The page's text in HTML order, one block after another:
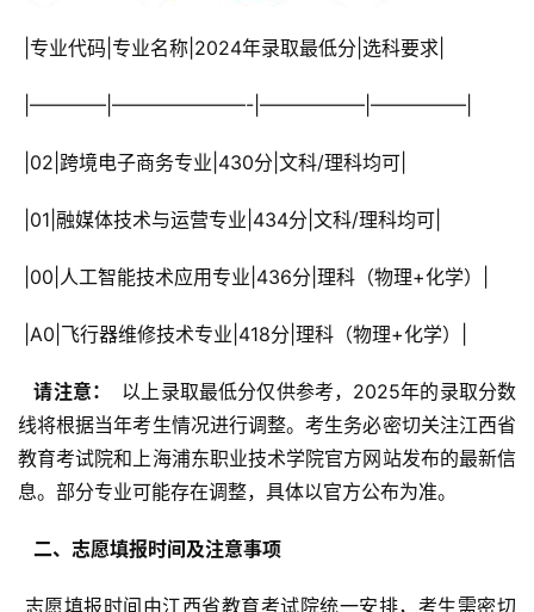
|专业代码|专业名称|2024年录取最低分|选科要求|
|————|———————-|—————–|—————|
|02|跨境电子商务专业|430分|文科/理科均可|
|01|融媒体技术与运营专业|434分|文科/理科均可|
|00|人工智能技术应用专业|436分|理科（物理+化学）|
|A0|飞行器维修技术专业|418分|理科（物理+化学）|
  请注意：
以上录取最低分仅供参考，2025年的录取分数
线将根据当年考生情况进行调整。考生务必密切关注江西省
教育考试院和上海浦东职业技术学院官方网站发布的最新信
息。部分专业可能存在调整，具体以官方公布为准。
  二、志愿填报时间及注意事项